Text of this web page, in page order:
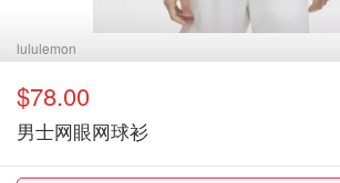
lululemon
$78.00
男士网眼网球衫